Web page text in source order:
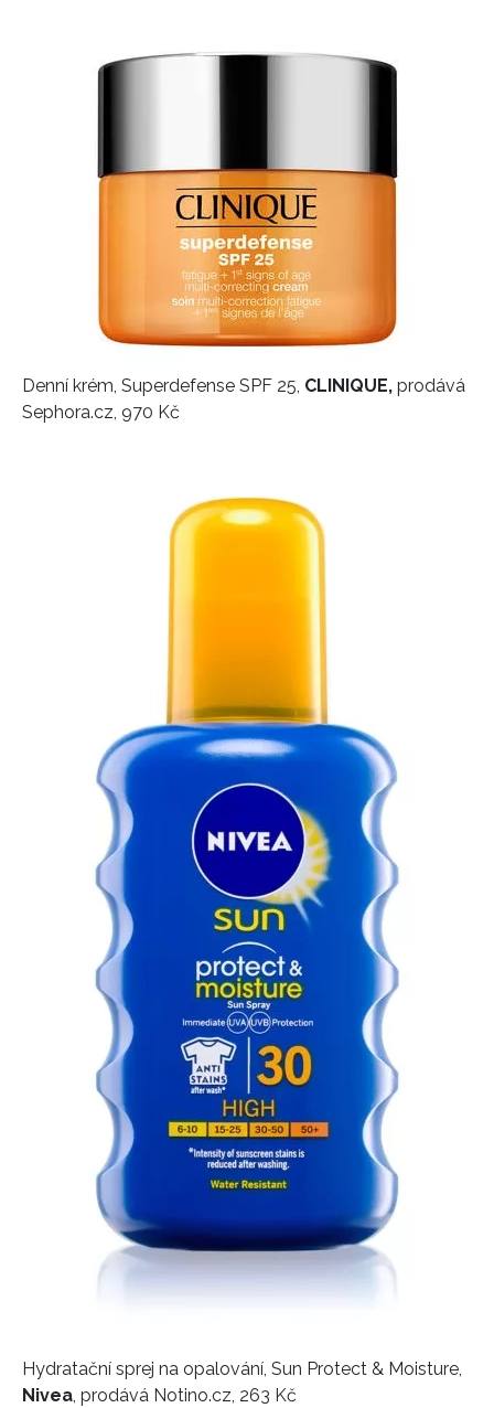
Denní krém, Superdefense SPF 25, CLINIQUE, prodává
Sephora.cz, 970 Kč
Hydratační sprej na opalování, Sun Protect & Moisture,
Nivea, prodává Notino.cz, 263 Kč